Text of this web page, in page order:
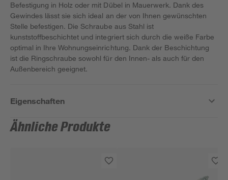
Befestigung in Holz oder mit Dübel in Mauerwerk. Dank des
Gewindes lässt sie sich ideal an der von Ihnen gewünschten
Stelle befestigen. Die Schraube aus Stahl ist
kunststoffbeschichtet und integriert sich durch die weiße Farbe
optimal in Ihre Wohnungseinrichtung. Dank der Beschichtung
ist die Ringschraube sowohl für den Innen- als auch für den
Außenbereich geeignet.
Eigenschaften
Ähnliche Produkte